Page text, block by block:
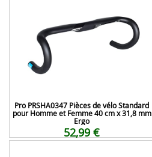
Pro PRSHA0347 Pièces de vélo Standard
pour Homme et Femme 40 cm x 31,8 mm
Ergo
52,99 €